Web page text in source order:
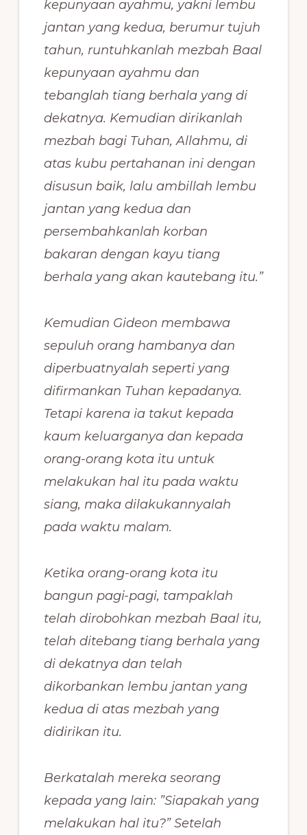
kepunyaan ayahmu, yakni lembu
jantan yang kedua, berumur tujuh
tahun, runtuhkanlah mezbah Baal
kepunyaan ayahmu dan
tebanglah tiang berhala yang di
dekatnya. Kemudian dirikanlah
mezbah bagi Tuhan, Allahmu, di
atas kubu pertahanan ini dengan
disusun baik, lalu ambillah lembu
jantan yang kedua dan
persembahkanlah korban
bakaran dengan kayu tiang
berhala yang akan kautebang itu.”
Kemudian Gideon membawa
sepuluh orang hambanya dan
diperbuatnyalah seperti yang
difirmankan Tuhan kepadanya.
Tetapi karena ia takut kepada
kaum keluarganya dan kepada
orang-orang kota itu untuk
melakukan hal itu pada waktu
siang, maka dilakukannyalah
pada waktu malam.
Ketika orang-orang kota itu
bangun pagi-pagi, tampaklah
telah dirobohkan mezbah Baal itu,
telah ditebang tiang berhala yang
di dekatnya dan telah
dikorbankan lembu jantan yang
kedua di atas mezbah yang
didirikan itu.
Berkatalah mereka seorang
kepada yang lain: ”Siapakah yang
melakukan hal itu?” Setelah